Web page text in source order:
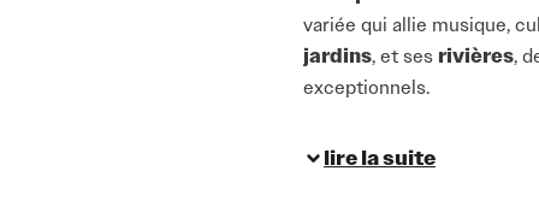
variée qui allie musique,
jardins, et ses rivières,
exceptionnels.
Lesfestivals de la Vienne
lire la suite